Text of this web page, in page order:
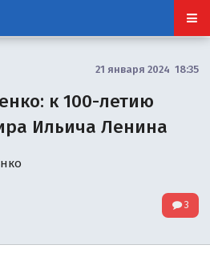
21 января 2024 18:35
к 100-летию
Ильича Ленина
3